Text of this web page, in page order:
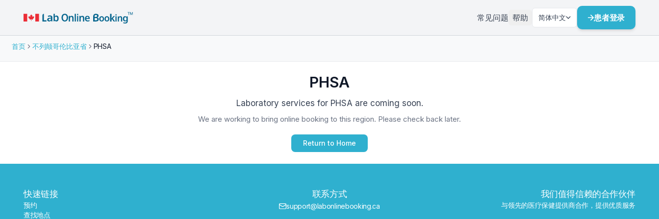
常见问题 帮助 简体中文 患者登录
首页 不列颠哥伦比亚省 PHSA
PHSA
Laboratory services for PHSA are coming soon.
We are working to bring online booking to this region. Please check back later.
Return to Home
快速链接
预约
查找地点
联系方式
support@labonlinebooking.ca
我们值得信赖的合作伙伴
与领先的医疗保健提供商合作，提供优质服务